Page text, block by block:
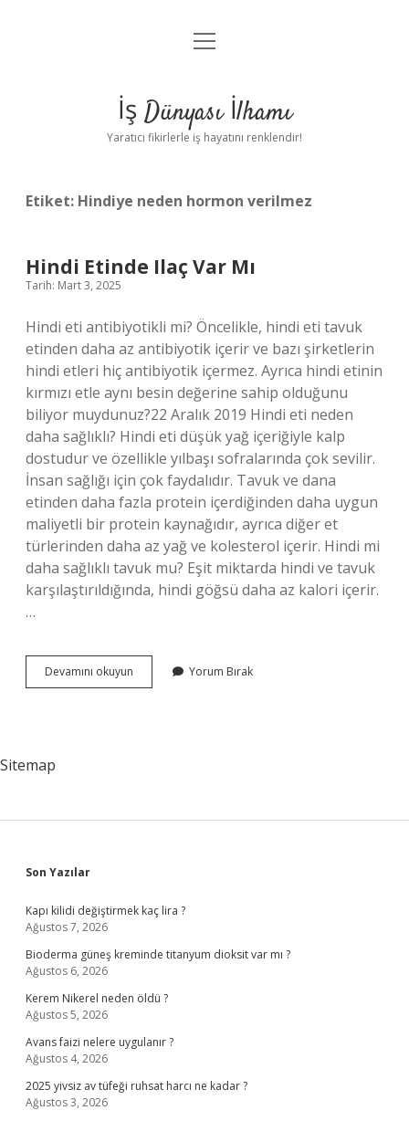
Anasayfa
Yasal Uyarı
menüyü
İş Dünyası İlhamı
Yaratıcı fikirlerle iş hayatını renklendir!
Etiket: Hindiye neden hormon verilmez
Hindi Etinde Ilaç Var Mı
Tarih: Mart 3, 2025
Hindi eti antibiyotikli mi? Öncelikle, hindi eti tavuk
etinden daha az antibiyotik içerir ve bazı şirketlerin
hindi etleri hiç antibiyotik içermez. Ayrıca hindi etinin
kırmızı etle aynı besin değerine sahip olduğunu
biliyor muydunuz?22 Aralık 2019 Hindi eti neden
daha sağlıklı? Hindi eti düşük yağ içeriğiyle kalp
dostudur ve özellikle yılbaşı sofralarında çok sevilir.
İnsan sağlığı için çok faydalıdır. Tavuk ve dana
etinden daha fazla protein içerdiğinden daha uygun
maliyetli bir protein kaynağıdır, ayrıca diğer et
türlerinden daha az yağ ve kolesterol içerir. Hindi mi
daha sağlıklı tavuk mu? Eşit miktarda hindi ve tavuk
karşılaştırıldığında, hindi göğsü daha az kalori içerir.
…
Devamını okuyun
Etinde
Yorum Bırak
Sitemap
Sidebar
Son Yazılar
Kapı kilidi değiştirmek kaç lira ?
Ağustos 7, 2026
Bioderma güneş kreminde titanyum dioksit var mı ?
Ağustos 6, 2026
Kerem Nikerel neden öldü ?
Ağustos 5, 2026
Avans faizi nelere uygulanır ?
Ağustos 4, 2026
2025 yivsiz av tüfeği ruhsat harcı ne kadar ?
Ağustos 3, 2026